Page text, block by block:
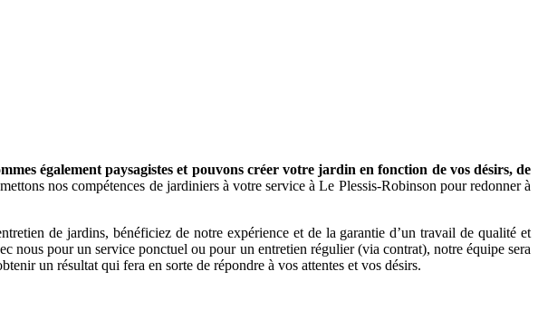
également paysagistes et pouvons créer votre jardin en fonction de vos désirs, de
nos compétences de jardiniers à votre service à Le Plessis-Robinson pour redonner à
de jardins, bénéficiez de notre expérience et de la garantie d’un travail de qualité et
nous pour un service ponctuel ou pour un entretien régulier (via contrat), notre équipe sera
un résultat qui fera en sorte de répondre à vos attentes et vos désirs.